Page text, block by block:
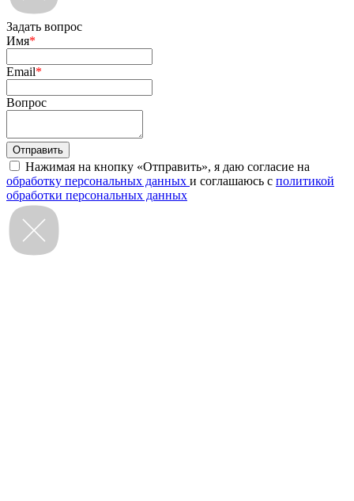
Задать вопрос
Имя*
Email*
Вопрос
Нажимая на кнопку «Отправить», я даю согласие на
обработку персональных данных и соглашаюсь с политикой
обработки персональных данных